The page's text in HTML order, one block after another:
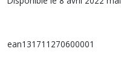
ean131711270600001